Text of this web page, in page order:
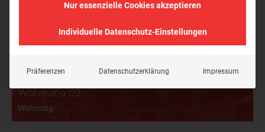
Wohnung
Wohnung 09
Nur essenzielle Cookies akzeptieren
Individuelle Datenschutz-Einstellungen
Präferenzen Datenschutzerklärung Impressum